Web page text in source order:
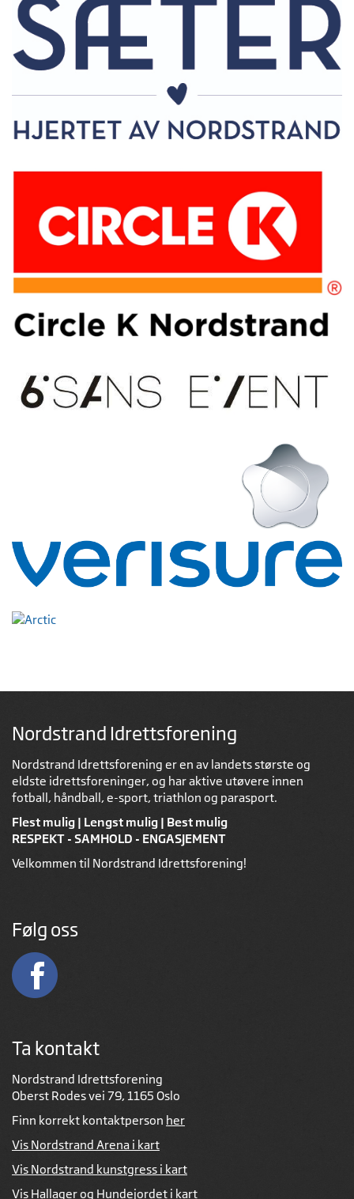
Nordstrand Idrettsforening
Nordstrand Idrettsforening er en av landets største og
eldste idrettsforeninger, og har aktive utøvere innen
fotball, håndball, e-sport, triathlon og parasport.
Flest mulig | Lengst mulig | Best mulig
RESPEKT - SAMHOLD - ENGASJEMENT
Velkommen til Nordstrand Idrettsforening!
Følg oss
Ta kontakt
Nordstrand Idrettsforening
Oberst Rodes vei 79, 1165 Oslo
Finn korrekt kontaktperson her
Vis Nordstrand Arena i kart
Vis Nordstrand kunstgress i kart
Vis Hallager og Hundejordet i kart